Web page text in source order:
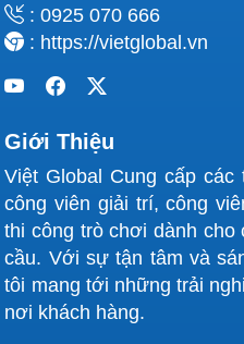
: 0925 070 666
: https://vietglobal.vn
Giới Thiệu
Việt Global Cung cấp
công viên giải trí, công
thi công trò chơi dành cho
cầu. Với sự tận tâm và
tôi mang tới những trải
nơi khách hàng.